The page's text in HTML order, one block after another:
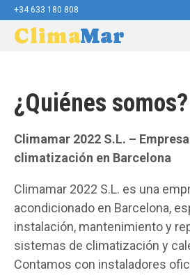
+34 633 180 808
ClimaMar
¿Quiénes somos?
Climamar 2022 S.L. –
climatización en Barcelona
Climamar 2022 S.L. es una
acondicionado en Barcelona,
instalación, mantenimiento y
sistemas de climatización y
Contamos con instaladores